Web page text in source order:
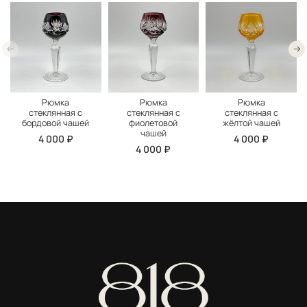
Рюмка
стеклянная с
бордовой чашей
4 000 ₽
Рюмка
стеклянная с
фиолетовой
чашей
4 000 ₽
Рюмка
стеклянная с
жёлтой чашей
4 000 ₽